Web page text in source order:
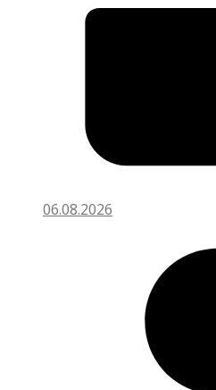
06.08.2026